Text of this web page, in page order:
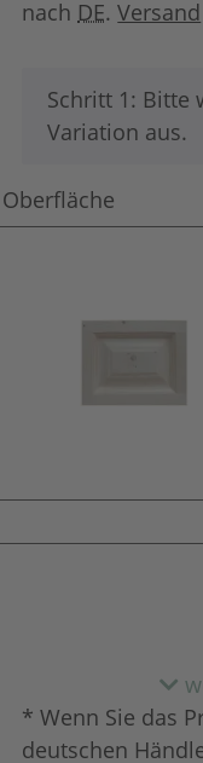
nach DE.Versand
x
Schritt 1: Bitte
Variation aus.
Oberfläche
* Wenn Sie das
deutschen